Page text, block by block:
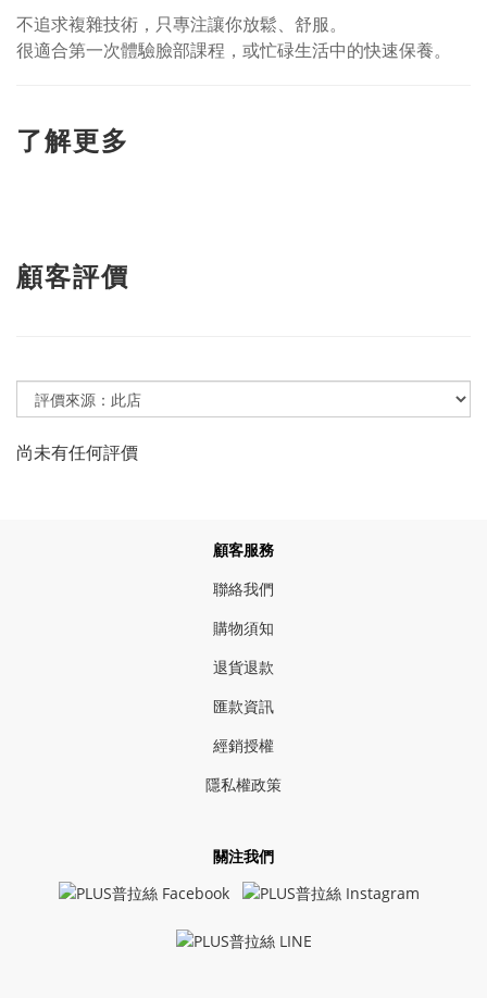
不追求複雜技術，只專注讓你放鬆、舒服。
很適合第一次體驗臉部課程，或忙碌生活中的快速保養。
了解更多
顧客評價
尚未有任何評價
顧客服務
聯絡我們
購物須知
退貨退款
匯款資訊
經銷授權
隱私權政策
關注我們